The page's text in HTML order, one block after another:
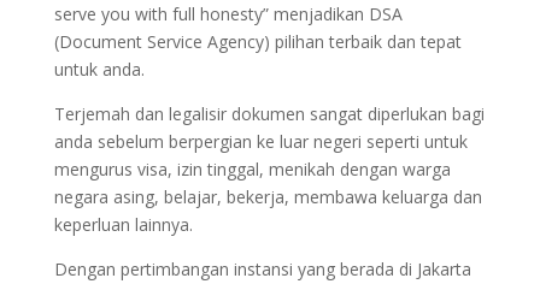
serve you with full honesty” menjadikan DSA
(Document Service Agency) pilihan terbaik dan tepat
untuk anda.
Terjemah dan legalisir dokumen sangat diperlukan bagi
anda sebelum berpergian ke luar negeri seperti untuk
mengurus visa, izin tinggal, menikah dengan warga
negara asing, belajar, bekerja, membawa keluarga dan
keperluan lainnya.
Dengan pertimbangan instansi yang berada di Jakarta